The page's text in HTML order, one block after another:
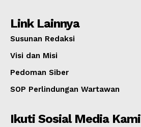
Link Lainnya
Susunan Redaksi
Visi dan Misi
Pedoman Siber
SOP Perlindungan Wartawan
Ikuti Sosial Media Kami